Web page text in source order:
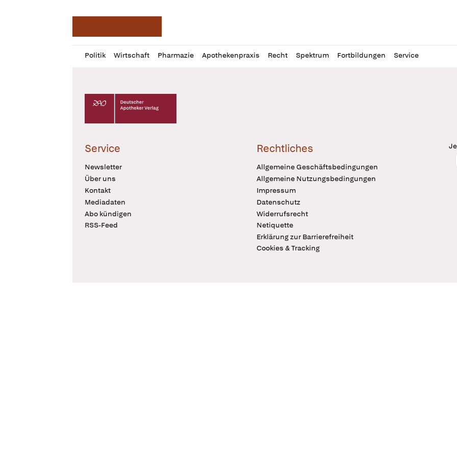
Politik Wirtschaft Pharmazie Apothekenpraxis Recht Spektrum Fortbildungen Service
Profil
öffnen
Daz
Pur
Deutscher Apotheker Verlag Logo
Service
Newsletter
Über uns
Kontakt
Mediadaten
Abo kündigen
RSS-Feed
Rechtliches
Allgemeine Geschäftsbedingungen
Allgemeine Nutzungsbedingungen
Impressum
Datenschutz
Widerrufsrecht
Netiquette
Erklärung zur Barrierefreiheit
Cookies & Tracking